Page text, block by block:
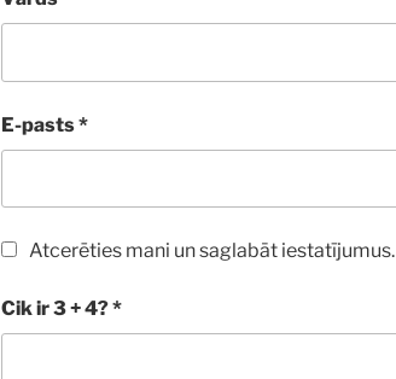
E-pasts*
Atcerēties mani un saglabāt iestatījumus.
Cik ir 3 + 4?*